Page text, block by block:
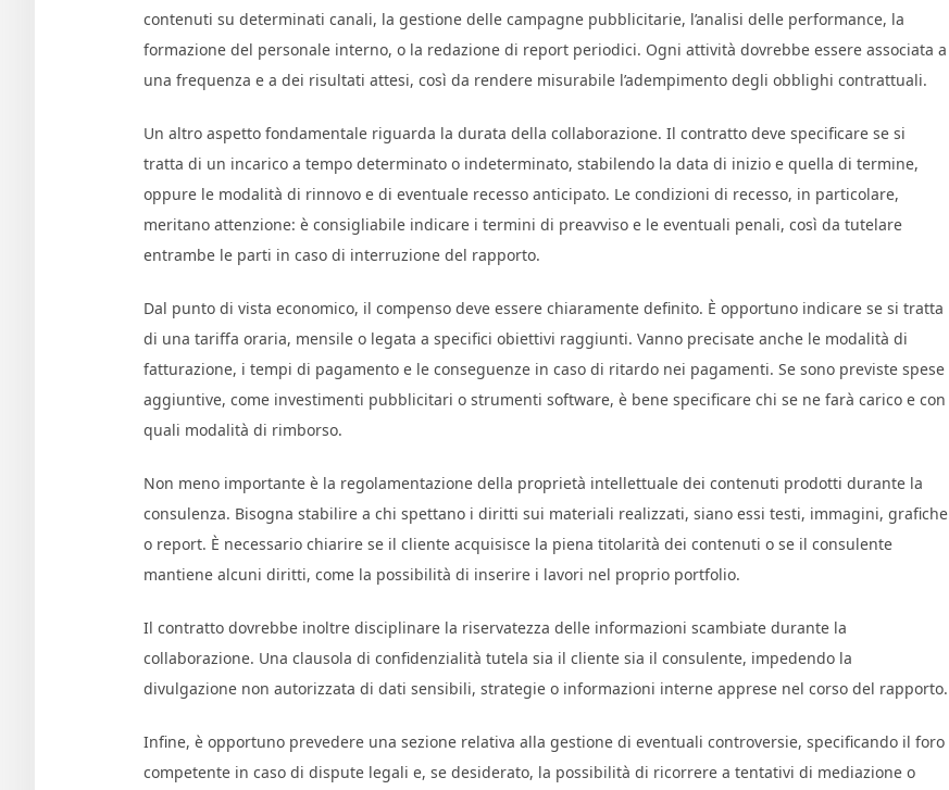
contenuti su determinati canali, la gestione delle campagne pubblicitarie, l’analisi delle performance, la
formazione del personale interno, o la redazione di report periodici. Ogni attività dovrebbe essere associata a
una frequenza e a dei risultati attesi, così da rendere misurabile l’adempimento degli obblighi contrattuali.
Un altro aspetto fondamentale riguarda la durata della collaborazione. Il contratto deve specificare se si
tratta di un incarico a tempo determinato o indeterminato, stabilendo la data di inizio e quella di termine,
oppure le modalità di rinnovo e di eventuale recesso anticipato. Le condizioni di recesso, in particolare,
meritano attenzione: è consigliabile indicare i termini di preavviso e le eventuali penali, così da tutelare
entrambe le parti in caso di interruzione del rapporto.
Dal punto di vista economico, il compenso deve essere chiaramente definito. È opportuno indicare se si tratta
di una tariffa oraria, mensile o legata a specifici obiettivi raggiunti. Vanno precisate anche le modalità di
fatturazione, i tempi di pagamento e le conseguenze in caso di ritardo nei pagamenti. Se sono previste spese
aggiuntive, come investimenti pubblicitari o strumenti software, è bene specificare chi se ne farà carico e con
quali modalità di rimborso.
Non meno importante è la regolamentazione della proprietà intellettuale dei contenuti prodotti durante la
consulenza. Bisogna stabilire a chi spettano i diritti sui materiali realizzati, siano essi testi, immagini, grafiche
o report. È necessario chiarire se il cliente acquisisce la piena titolarità dei contenuti o se il consulente
mantiene alcuni diritti, come la possibilità di inserire i lavori nel proprio portfolio.
Il contratto dovrebbe inoltre disciplinare la riservatezza delle informazioni scambiate durante la
collaborazione. Una clausola di confidenzialità tutela sia il cliente sia il consulente, impedendo la
divulgazione non autorizzata di dati sensibili, strategie o informazioni interne apprese nel corso del rapporto.
Infine, è opportuno prevedere una sezione relativa alla gestione di eventuali controversie, specificando il foro
competente in caso di dispute legali e, se desiderato, la possibilità di ricorrere a tentativi di mediazione o